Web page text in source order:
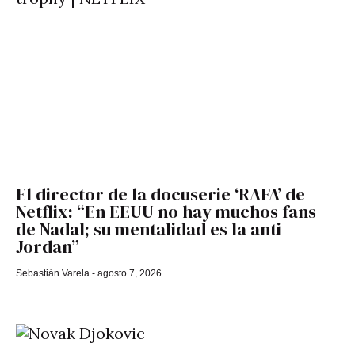
El director de la docuserie ‘RAFA’ de
Netflix: “En EEUU no hay muchos fans
de Nadal; su mentalidad es la anti-
Jordan”
Sebastián Varela agosto 7, 2026